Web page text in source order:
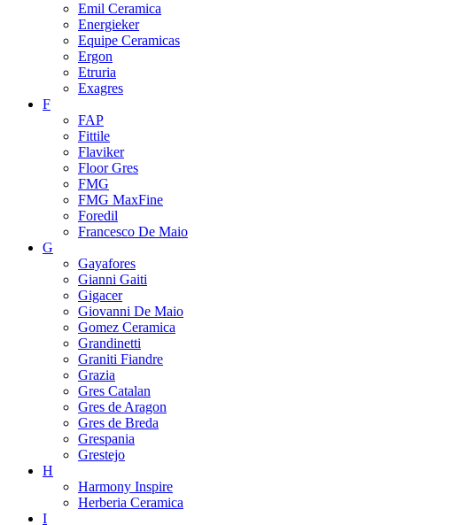
Emil Ceramica
Energieker
Equipe Ceramicas
Ergon
Etruria
Exagres
F
FAP
Fittile
Flaviker
Floor Gres
FMG
FMG MaxFine
Foredil
Francesco De Maio
G
Gayafores
Gianni Gaiti
Gigacer
Giovanni De Maio
Gomez Ceramica
Grandinetti
Graniti Fiandre
Grazia
Gres Catalan
Gres de Aragon
Gres de Breda
Grespania
Grestejo
H
Harmony Inspire
Herberia Ceramica
I